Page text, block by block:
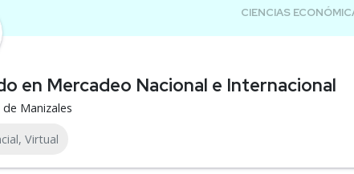
en Mercadeo Nacional e Internacional
Manizales
Virtual